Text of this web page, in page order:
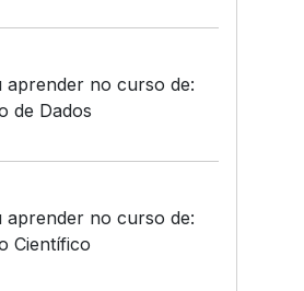
aprender no curso de:
de Dados
aprender no curso de:
Científico